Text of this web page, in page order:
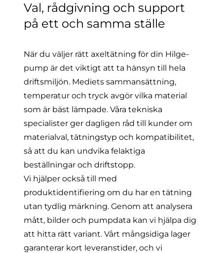
Val, rådgivning och support
på ett och samma ställe
När du väljer rätt axeltätning för din Hilge-
pump är det viktigt att ta hänsyn till hela
driftsmiljön. Mediets sammansättning,
temperatur och tryck avgör vilka material
som är bäst lämpade. Våra tekniska
specialister ger dagligen råd till kunder om
materialval, tätningstyp och kompatibilitet,
så att du kan undvika felaktiga
beställningar och driftstopp.
Vi hjälper också till med
produktidentifiering om du har en tätning
utan tydlig märkning. Genom att analysera
mått, bilder och pumpdata kan vi hjälpa dig
att hitta rätt variant. Vårt mångsidiga lager
garanterar kort leveranstider, och vi